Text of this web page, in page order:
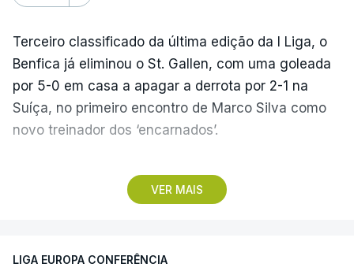
VER MAIS
Terceiro classificado da última edição da I Liga, o
Benfica já eliminou o St. Gallen, com uma goleada
por 5-0 em casa a apagar a derrota por 2-1 na
Suíça, no primeiro encontro de Marco Silva como
novo treinador dos ‘encarnados’.
Pela frente, as ‘águias’ vão ter agora o vice-
campeão escocês, que tem o português Cláudio
de serem eliminados pelos austríacos do Sturm
LIGA EUROPA CONFERÊNCIA